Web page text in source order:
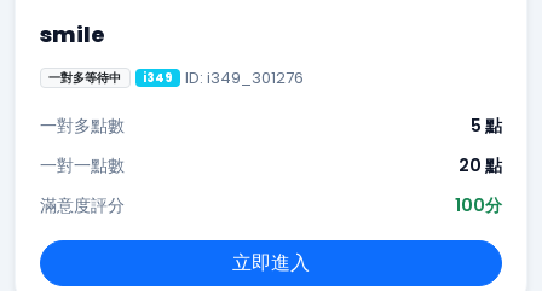
smile
一對多等待中 i349 ID: i349_301276
一對多點數
5 點
一對一點數
20 點
滿意度評分
100分
立即進入